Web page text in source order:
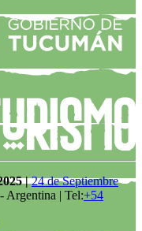
|24 de Septiembre
Argentina | Tel:+54